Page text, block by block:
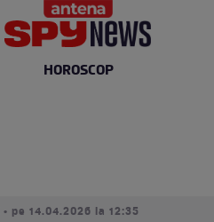
HOROSCOP
• pe 14.04.2026 la 12:35